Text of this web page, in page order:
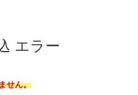
エラー
せん。